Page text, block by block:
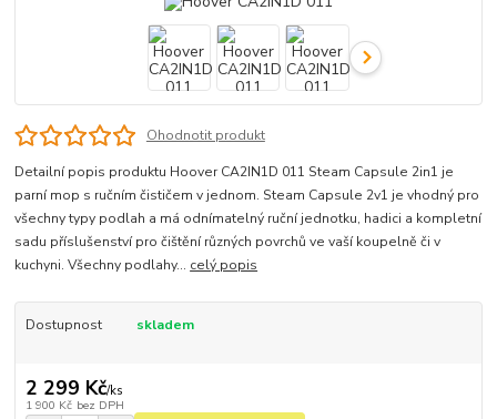
Ohodnotit produkt
Detailní popis produktu Hoover CA2IN1D 011 Steam Capsule 2in1 je
parní mop s ručním čističem v jednom. Steam Capsule 2v1 je vhodný pro
všechny typy podlah a má odnímatelný ruční jednotku, hadici a kompletní
sadu příslušenství pro čištění různých povrchů ve vaší koupelně či v
kuchyni. Všechny podlahy... celý popis
Dostupnost skladem
2 299 Kč/ks
1 900 Kč bez DPH